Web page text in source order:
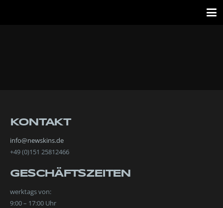
KONTAKT
info@newskins.de
+49 (0)151 25812466
GESCHÄFTSZEITEN
werktags von:
9:00 – 17:00 Uhr